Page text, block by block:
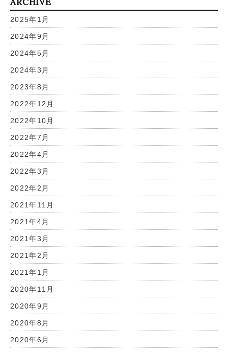
2025年1月
2024年9月
2024年5月
2024年3月
2023年8月
2022年12月
2022年10月
2022年7月
2022年4月
2022年3月
2022年2月
2021年11月
2021年4月
2021年3月
2021年2月
2021年1月
2020年11月
2020年9月
2020年8月
2020年6月